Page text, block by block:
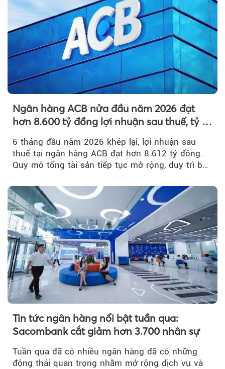
Ngân hàng ACB nửa đầu năm 2026 đạt
hơn 8.600 tỷ đồng lợi nhuận sau thuế, tỷ lệ
6 tháng đầu năm 2026 khép lại, lợi nhuận sau
thuế tại ngân hàng ACB đạt hơn 8.612 tỷ đồng.
Quy mô tổng tài sản tiếp tục mở rộng, duy trì bộ
Tin tức ngân hàng nổi bật tuần qua:
Sacombank cắt giảm hơn 3.700 nhân sự
Tuần qua đã có nhiều ngân hàng đã có những
động thái quan trọng nhằm mở rộng dịch vụ và